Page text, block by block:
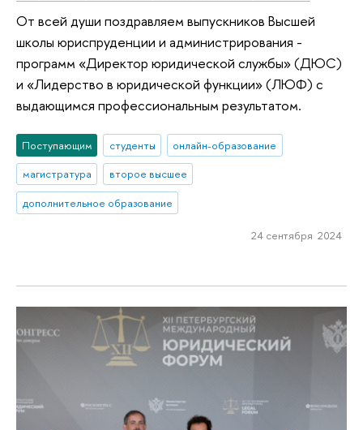
От всей души поздравляем выпускников Высшей
школы юриспруденции и администрирования -
программ «Директор юридической службы» (ДЮС)
и «Лидерство в юридической функции» (ЛЮФ) с
выдающимся профессиональным результатом.
Поступающим студенты
онлайн-образование
магистратура
второе высшее
дополнительное образование
24 сентября 2024